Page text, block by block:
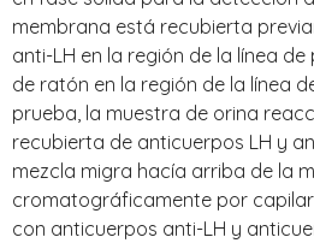
membrana está recubierta
anti-LH en la región de la línea
de ratón en la región de la línea
prueba, la muestra de orina
recubierta de anticuerpos LH y
mezcla migra hacía arriba de la
cromatográficamente por
con anticuerpos anti-LH y